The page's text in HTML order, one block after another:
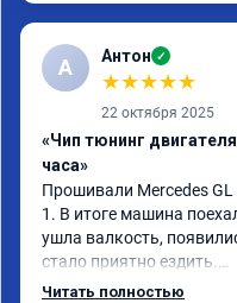
А Антон ✓
★★★★★
22 октября 2025
«Чип тюнинг
часа»
Прошивали Mercedes
1. В итоге машина
ушла валкость,
стало приятно ездить.
Одни из лучших трат, в
Читать полностью